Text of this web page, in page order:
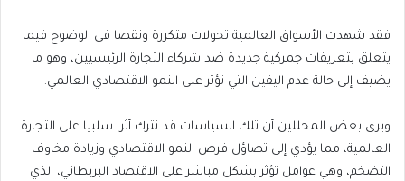
فقد شهدت الأسواق العالمية تحولات متكررة ونقصا في الوضوح فيما
يتعلق بتعريفات جمركية جديدة ضد شركاء التجارة الرئيسيين، وهو ما
يضيف إلى حالة عدم اليقين التي تؤثر على النمو الاقتصادي العالمي.
ويرى بعض المحللين أن تلك السياسات قد تترك أثرا سلبيا على التجارة
العالمية، مما يؤدي إلى تضاؤل فرص النمو الاقتصادي وزيادة مخاوف
التضخم، وهي عوامل تؤثر بشكل مباشر على الاقتصاد البريطاني، الذي